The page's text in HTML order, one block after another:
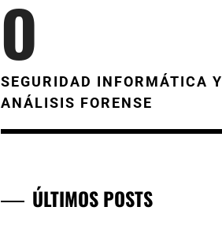
O
SEGURIDAD INFORMÁTICA Y
ANÁLISIS FORENSE
ÚLTIMOS POSTS